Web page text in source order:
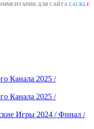
ДЛЯ САЙТА CACKLE
Канала 2025 /
Канала 2025 /
Игры 2024 / Финал /